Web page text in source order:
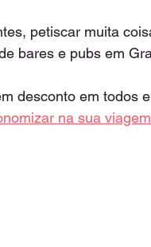
petiscar muita
bares e pubs em
desconto em todos
na sua viagem